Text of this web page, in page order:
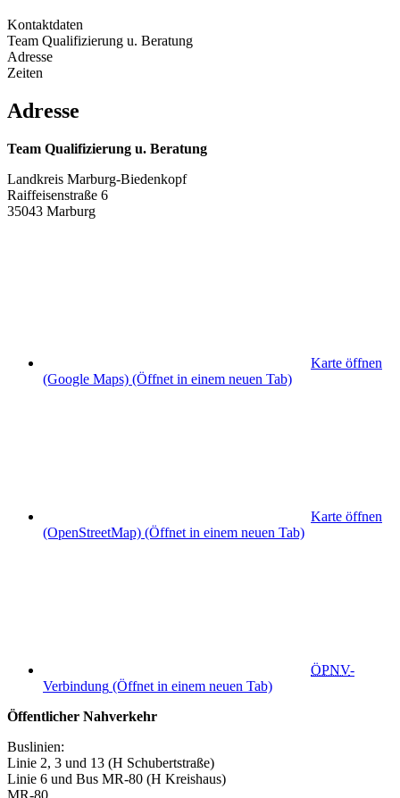
Kontaktdaten
Team Qualifizierung u. Beratung
Adresse
Zeiten
Adresse
Team Qualifizierung u. Beratung
Landkreis Marburg-Biedenkopf
Raiffeisenstraße 6
35043 Marburg
Karte öffnen
(Google Maps) (Öffnet in einem neuen Tab)
Karte öffnen
(OpenStreetMap) (Öffnet in einem neuen Tab)
ÖPNV-
Verbindung (Öffnet in einem neuen Tab)
Öffentlicher Nahverkehr
Buslinien:
Linie 2, 3 und 13 (H Schubertstraße)
Linie 6 und Bus MR-80 (H Kreishaus)
MR-80